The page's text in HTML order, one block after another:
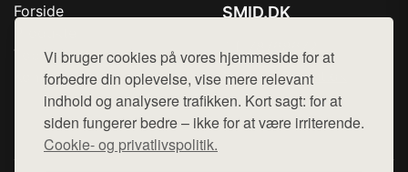
Vi bruger cookies på vores hjemmeside for at
forbedre din oplevelse, vise mere relevant
indhold og analysere trafikken. Kort sagt: for at
siden fungerer bedre – ikke for at være irriterende.
Cookie- og privatlivspolitik.
Forside
Top Rabatter
Kontakt
SMID.DK
Mail: hej@want.dk
Cookie- og privatlivspolitik